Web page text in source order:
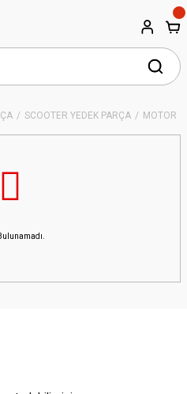
SCOOTER YEDEK PARÇA MOTOR